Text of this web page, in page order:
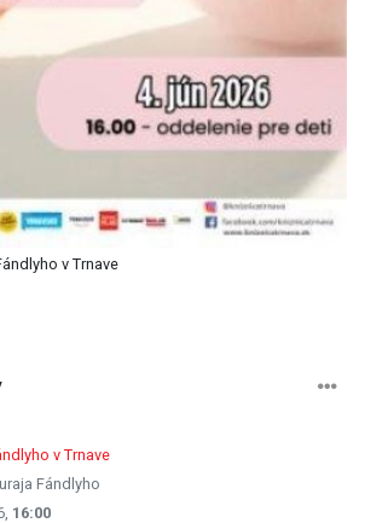
v Trnave
v Trnave
Fándlyho
16:00